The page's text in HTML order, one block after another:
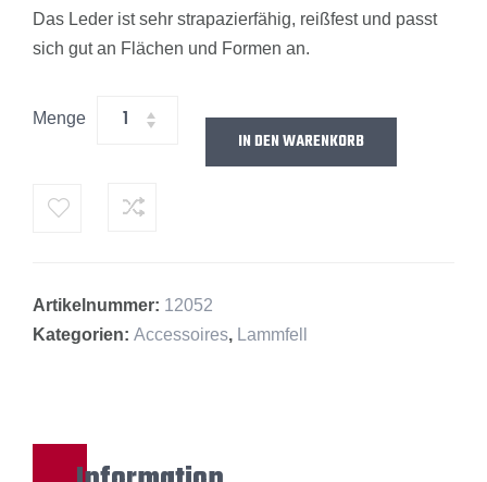
Das Leder ist sehr strapazierfähig, reißfest und passt
sich gut an Flächen und Formen an.
Menge
IN DEN WARENKORB
Artikelnummer: 12052
Kategorien: Accessoires, Lammfell